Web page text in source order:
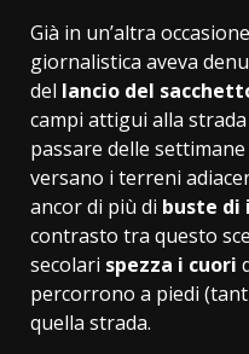
Già in un’altra
giornalistica aveva
del lancio del
campi attigui alla
passare delle
versano i terreni
ancor di più di buste di
contrasto tra questo
secolari spezza i cuori
percorrono a piedi
quella strada.